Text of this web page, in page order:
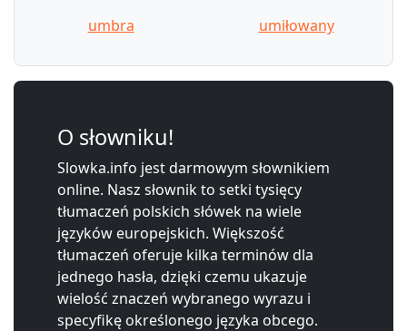
umbra
umiłowany
O słowniku!
Slowka.info jest darmowym słownikiem
online. Nasz słownik to setki tysięcy
tłumaczeń polskich słówek na wiele
języków europejskich. Większość
tłumaczeń oferuje kilka terminów dla
jednego hasła, dzięki czemu ukazuje
wielość znaczeń wybranego wyrazu i
specyfikę określonego języka obcego.